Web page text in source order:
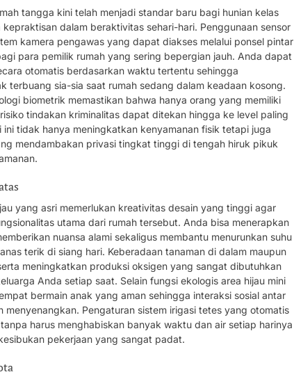
tangga kini telah menjadi standar baru bagi hunian kelas
dalam beraktivitas sehari-hari. Penggunaan sensor
kamera pengawas yang dapat diakses melalui ponsel pintar
para pemilik rumah yang sering bepergian jauh. Anda dapat
otomatis berdasarkan waktu tertentu sehingga
terbuang sia-sia saat rumah sedang dalam keadaan kosong.
biometrik memastikan bahwa hanya orang yang memiliki
tindakan kriminalitas dapat ditekan hingga ke level paling
tidak hanya meningkatkan kenyamanan fisik tetapi juga
mendambakan privasi tingkat tinggi di tengah hiruk pikuk
yang asri memerlukan kreativitas desain yang tinggi agar
utama dari rumah tersebut. Anda bisa menerapkan
nuansa alami sekaligus membantu menurunkan suhu
terik di siang hari. Keberadaan tanaman di dalam maupun
meningkatkan produksi oksigen yang sangat dibutuhkan
Anda setiap saat. Selain fungsi ekologis area hijau mini
bermain anak yang aman sehingga interaksi sosial antar
Pengaturan sistem irigasi tetes yang otomatis
harus menghabiskan banyak waktu dan air setiap harinya
pekerjaan yang sangat padat.